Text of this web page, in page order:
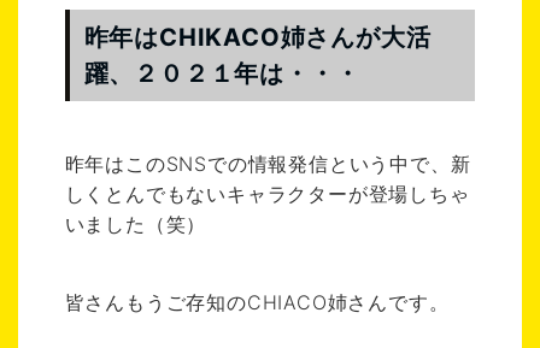
昨年はCHIKACO姉さんが大活
躍、２０２１年は・・・
昨年はこのSNSでの情報発信という中で、新
しくとんでもないキャラクターが登場しちゃ
いました（笑）
皆さんもうご存知のCHIACO姉さんです。